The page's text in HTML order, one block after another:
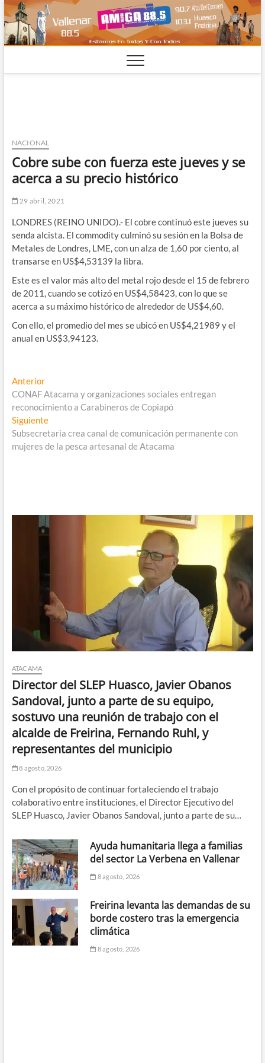
Saltar
al
contenido
NACIONAL
Cobre sube con fuerza este jueves y se
acerca a su precio histórico
29 abril, 2021
LONDRES (REINO UNIDO).- El cobre continuó este jueves su
senda alcista. El commodity culminó su sesión en la Bolsa de
Metales de Londres, LME, con un alza de 1,60 por ciento, al
transarse en US$4,53139 la libra.
Este es el valor más alto del metal rojo desde el 15 de febrero
de 2011, cuando se cotizó en US$4,58423, con lo que se
acerca a su máximo histórico de alrededor de US$4,60.
Con ello, el promedio del mes se ubicó en US$4,21989 y el
anual en US$3,94123.
Navegación
de
entradas
AnteriorEntrada
anterior:
CONAF Atacama y organizaciones sociales entregan
reconocimiento a Carabineros de Copiapó
SiguienteEntrada
siguiente:
Subsecretaria crea canal de comunicación permanente con
mujeres de la pesca artesanal de Atacama
ATACAMA
Director del SLEP Huasco, Javier Obanos
Sandoval, junto a parte de su equipo,
sostuvo una reunión de trabajo con el
alcalde de Freirina, Fernando Ruhl, y
representantes del municipio
8 agosto, 2026
Con el propósito de continuar fortaleciendo el trabajo
colaborativo entre instituciones, el Director Ejecutivo del
SLEP Huasco, Javier Obanos Sandoval, junto a parte de su…
Ayuda humanitaria llega a familias
del sector La Verbena en Vallenar
8 agosto, 2026
Freirina levanta las demandas de su
borde costero tras la emergencia
climática
8 agosto, 2026